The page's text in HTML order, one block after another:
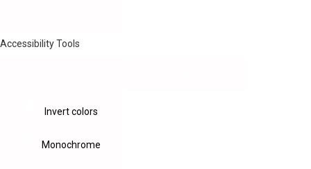
Accessibility Tools
Invert colors
Monochrome